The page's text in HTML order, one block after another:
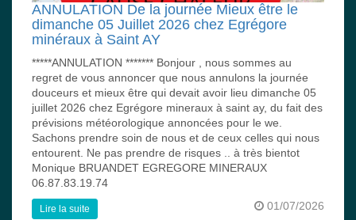
ANNULATION De la journée Mieux être le
dimanche 05 Juillet 2026 chez Egrégore
minéraux à Saint AY
*****ANNULATION ******* Bonjour , nous sommes au
regret de vous annoncer que nous annulons la journée
douceurs et mieux être qui devait avoir lieu dimanche 05
juillet 2026 chez Egrégore mineraux à saint ay, du fait des
prévisions météorologique annoncées pour le we.
Sachons prendre soin de nous et de ceux celles qui nous
entourent. Ne pas prendre de risques .. à très bientot
Monique BRUANDET EGREGORE MINERAUX
06.87.83.19.74
01/07/2026
Lire la suite